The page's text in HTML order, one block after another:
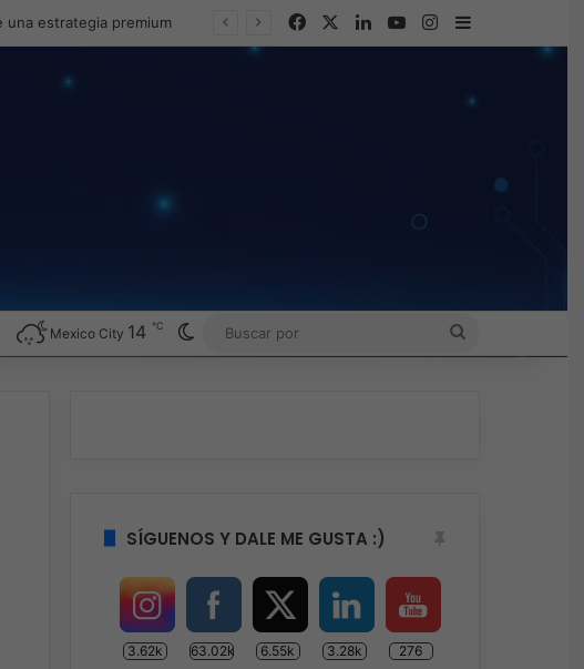
una estrategia premium FacebookLinkedInYouTubeInstagram
Barra lateral
Mexico City 14 ℃ Switch skin
BUSCAR
SÍGUENOS Y DALE ME GUSTA :)
3.62k 63.02k 6.55k 3.28k 276